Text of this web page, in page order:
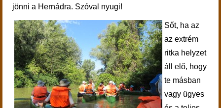
jönni a Hernádra. Szóval nyugi!
Sőt, ha az
az extrém
ritka helyzet
áll elő, hogy
te másban
vagy ügyes